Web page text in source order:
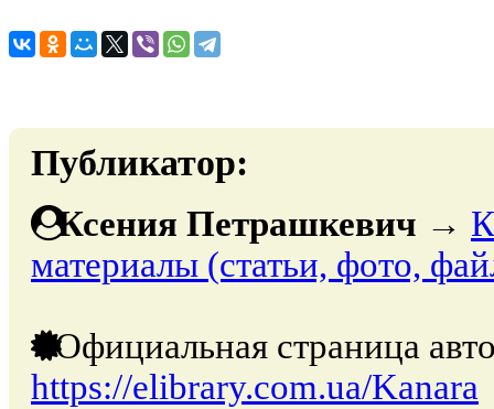
Публикатор:
Ксения Петрашкевич →
материалы (статьи, фото,
Официальная страница
https://elibrary.com.ua/Kanara